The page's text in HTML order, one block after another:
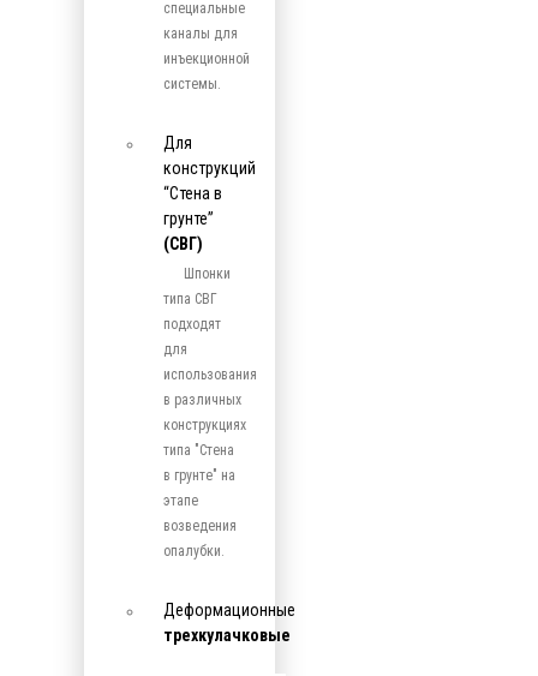
специальные
каналы для
инъекционной
системы.
Для
конструкций
“Стена в
грунте”
(СВГ)
Шпонки
типа СВГ
подходят
для
использования
в различных
конструкциях
типа "Стена
в грунте" на
этапе
возведения
опалубки.
Деформационные
трехкулачковые